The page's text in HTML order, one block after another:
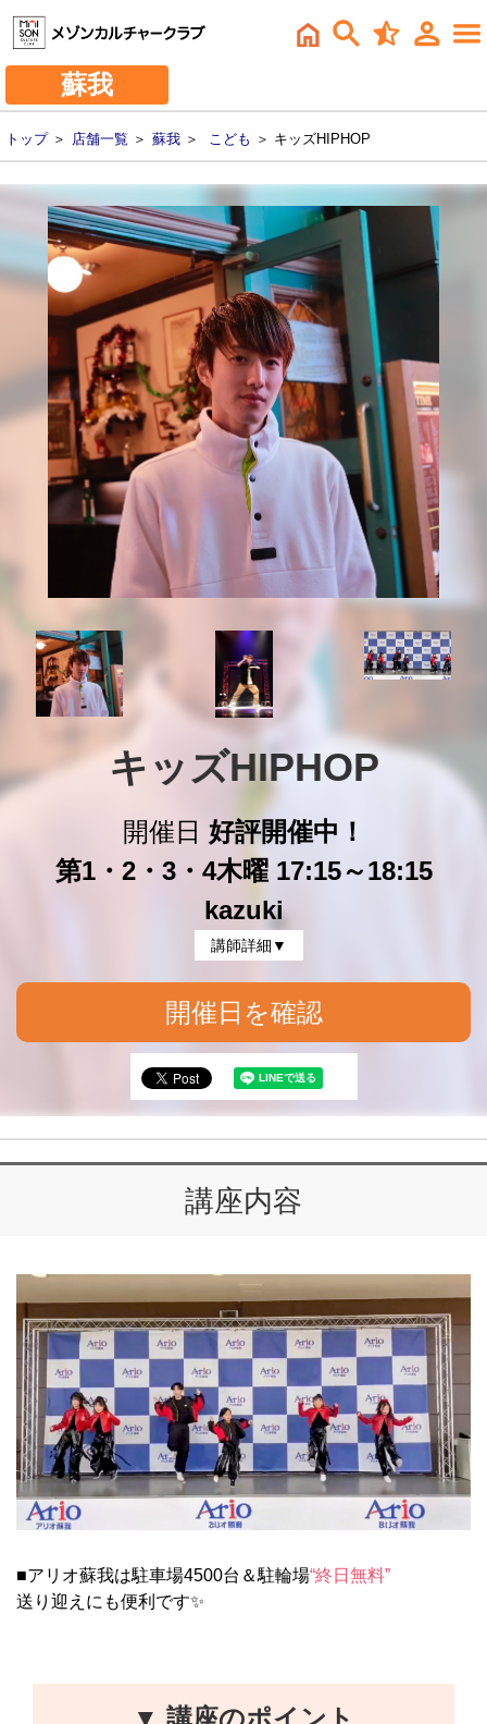
蘇我
トップ＞ 店舗一覧 ＞ 蘇我 ＞ こども ＞ キッズHIPHOP
キッズHIPHOP
開催日 好評開催中！
第1・2・3・4木曜 17:15～18:15
kazuki
講師詳細▼
開催日を確認
講座内容
■アリオ蘇我は駐車場4500台＆駐輪場“終日無料”
送り迎えにも便利です✨